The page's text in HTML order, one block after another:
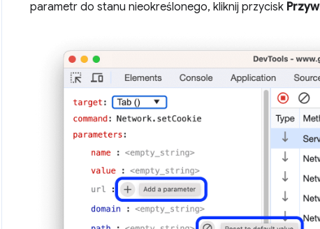
parametr do stanu nieokreślonego, kliknij przycisk